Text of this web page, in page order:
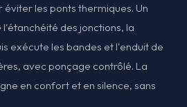
les ponts thermiques. Un
des jonctions, la
exécute les bandes et l'enduit de
avec ponçage contrôlé. La
en confort et en silence, sans